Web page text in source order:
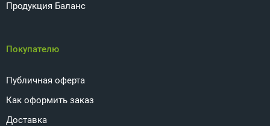
Продукция Баланс
Покупателю
Публичная оферта
Как оформить заказ
Доставка